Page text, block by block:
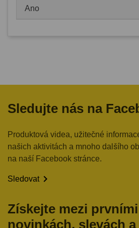
Ano
Sledujte nás na
Produktová videa, užitečné
našich aktivitách a mnoho dalšího
na naší Facebook stránce.
Sledovat
Získejte mezi
novinkách, slevách